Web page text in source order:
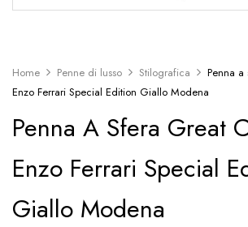
Home Penne di lusso Stilografica
Penna
Enzo Ferrari Special Edition Giallo Modena
Penna A Sfera Great
Enzo Ferrari Special
Giallo Modena